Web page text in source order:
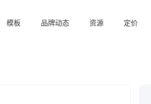
模板 品牌动态 资源 定价